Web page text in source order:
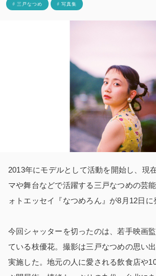
# 三戸なつめ # 写真集
2013年にモデルとして活動を開始し、現
マや舞台などで活躍する三戸なつめの芸
ォトエッセイ『なつめろん』が8月12日に
今回シャッターを切ったのは、若手映画
ている枝優花。撮影は三戸なつめの思い
実施した。地元の人に愛される飲食店や